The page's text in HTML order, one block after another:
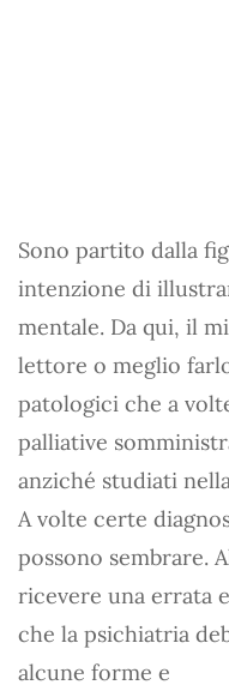
Sono partito dalla
intenzione di
mentale. Da qui, il
lettore o meglio
patologici che a
palliative
anziché studiati
A volte certe
possono sembrare.
ricevere una errata
che la psichiatria
alcune forme e